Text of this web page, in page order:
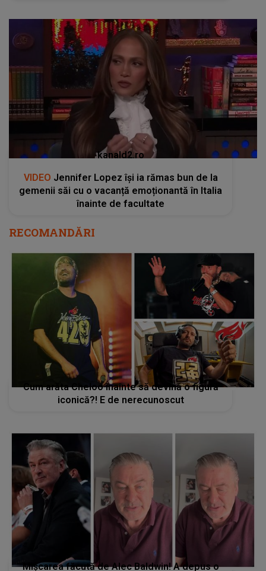
kanald2.ro
VIDEO Jennifer Lopez își ia rămas bun de la
gemenii săi cu o vacanță emoționantă în Italia
înainte de facultate
RECOMANDĂRI
Cum arăta Cheloo înainte să devină o figură
iconică?! E de nerecunoscut
Mișcarea făcută de Alec Baldwin! A depus o